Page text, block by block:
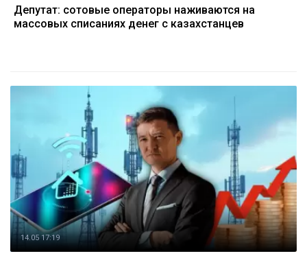
Депутат: сотовые операторы наживаются на
массовых списаниях денег с казахстанцев
14.05 17:19